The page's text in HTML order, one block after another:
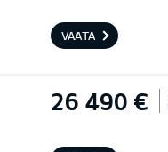
VAATA
26 490 €